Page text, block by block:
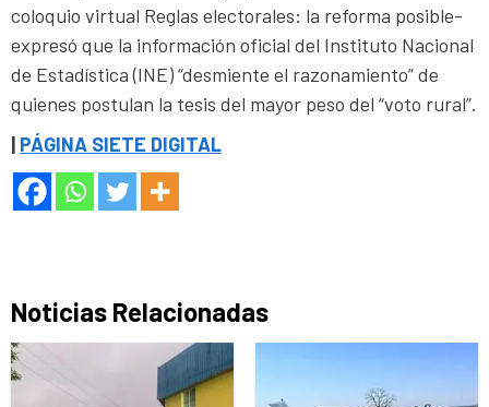
coloquio virtual Reglas electorales: la reforma posible-
expresó que la información oficial del Instituto Nacional
de Estadística (INE) “desmiente el razonamiento” de
quienes postulan la tesis del mayor peso del “voto rural”.
| PÁGINA SIETE DIGITAL
Noticias Relacionadas